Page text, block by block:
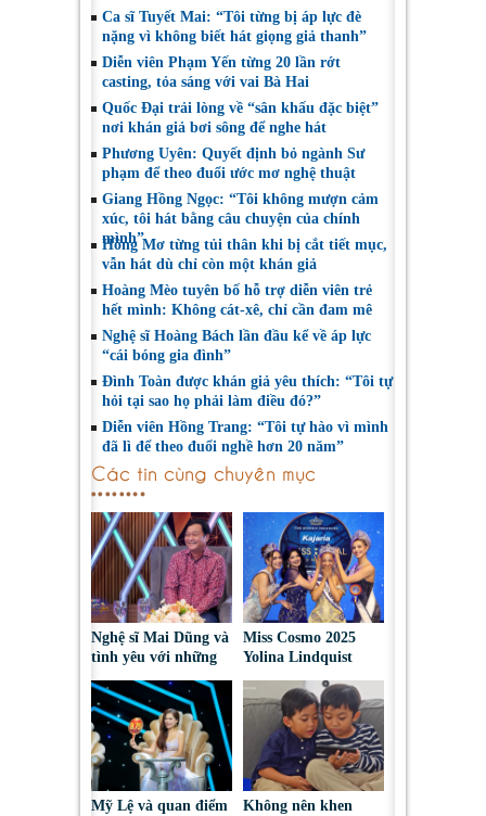
Ca sĩ Tuyết Mai: “Tôi từng bị áp lực đè
nặng vì không biết hát giọng giả thanh”
Diễn viên Phạm Yến từng 20 lần rớt
casting, tỏa sáng với vai Bà Hai
Quốc Đại trải lòng về “sân khấu đặc biệt”
nơi khán giả bơi sông để nghe hát
Phương Uyên: Quyết định bỏ ngành Sư
phạm để theo đuổi ước mơ nghệ thuật
Giang Hồng Ngọc: “Tôi không mượn cảm
xúc, tôi hát bằng câu chuyện của chính
mình”
Hồng Mơ từng tủi thân khi bị cắt tiết mục,
vẫn hát dù chỉ còn một khán giả
Hoàng Mèo tuyên bố hỗ trợ diễn viên trẻ
hết mình: Không cát-xê, chỉ cần đam mê
Nghệ sĩ Hoàng Bách lần đầu kể về áp lực
“cái bóng gia đình”
Đình Toàn được khán giả yêu thích: “Tôi tự
hỏi tại sao họ phải làm điều đó?”
Diễn viên Hồng Trang: “Tôi tự hào vì mình
đã lì để theo đuổi nghề hơn 20 năm”
Các tin cùng chuyên mục
Nghệ sĩ Mai Dũng và
tình yêu với những
“vai ác dễ thương”
Miss Cosmo 2025
Yolina Lindquist
‘công du’ Nepal, tìm
đại diện mới tranh
tài Miss Cosmo 2026
Mỹ Lệ và quan điểm
Không nên khen